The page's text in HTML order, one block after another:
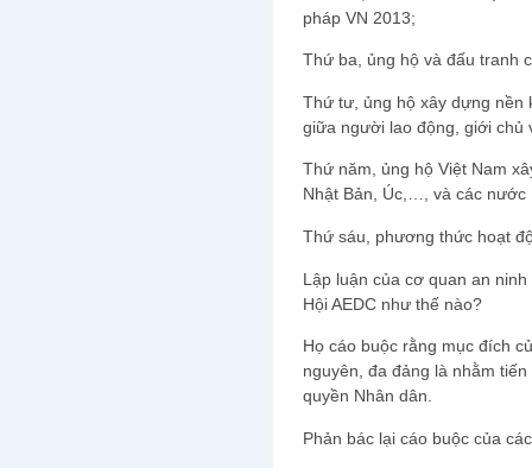
pháp VN 2013;
Thứ ba, ủng hộ và đấu tranh
Thứ tư, ủng hộ xây dựng nền
giữa người lao động, giới chủ
Thứ năm, ủng hộ Việt Nam
Nhật Bản, Úc,…, và các nước
Thứ sáu, phương thức hoạt
Lập luận của cơ quan an
Hội AEDC như thế nào?
Họ cáo buộc rằng mục đích
nguyên, đa đảng là nhằm
quyền Nhân dân.
Phản bác lại cáo buộc của